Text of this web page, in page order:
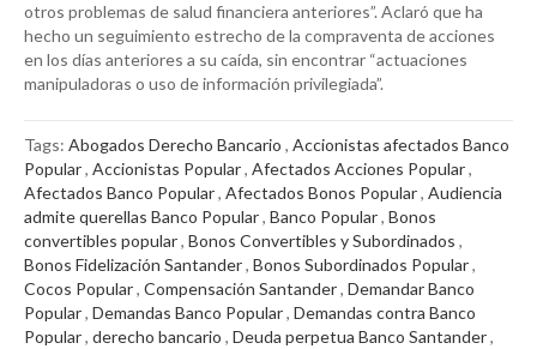
otros problemas de salud financiera anteriores”. Aclaró que ha
hecho un seguimiento estrecho de la compraventa de acciones
en los días anteriores a su caída, sin encontrar “actuaciones
manipuladoras o uso de información privilegiada”.
Tags: Abogados Derecho Bancario , Accionistas afectados Banco
Popular, Accionistas Popular, Afectados Acciones Popular,
Afectados Banco Popular, Afectados Bonos Popular, Audiencia
admite querellas Banco Popular, Banco Popular, Bonos
convertibles popular, Bonos Convertibles y Subordinados ,
Bonos Fidelización Santander, Bonos Subordinados Popular,
Cocos Popular, Compensación Santander, Demandar Banco
Popular, Demandas Banco Popular, Demandas contra Banco
Popular, derecho bancario , Deuda perpetua Banco Santander,